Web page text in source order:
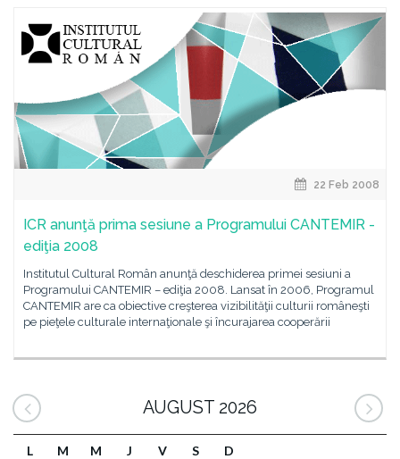
22 Feb 2008
ICR anunţă prima sesiune a Programului CANTEMIR -
ediţia 2008
Institutul Cultural Român anunţă deschiderea primei sesiuni a
Programului CANTEMIR – ediţia 2008. Lansat în 2006, Programul
CANTEMIR are ca obiective creşterea vizibilităţii culturii româneşti
pe pieţele culturale internaţionale şi încurajarea cooperării
AUGUST 2026
L M M J V S D